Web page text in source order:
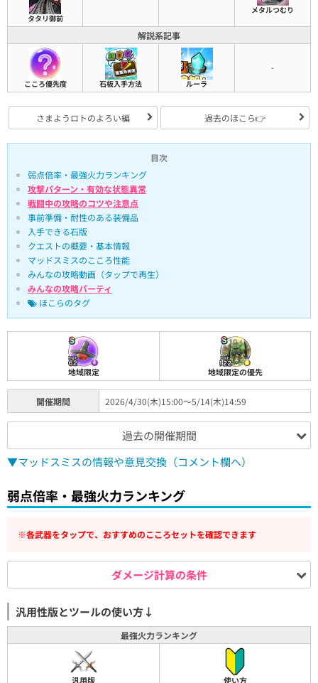
タタリ御前
メタルつむり
解説系記事
こころ優先度 石板入手方法 ルーラ
-
さまようロトのよろい編 過去のほこら👉
目次
弱点倍率・最強火力ランキング
攻撃パターン・有効な状態異常
戦闘中の攻略のコツや注意点
事前準備・耐性のある装備品
入手できる石版
クエストの概要・基本情報
マッドスミスのこころ性能
みんなの攻略動画（タップで再生）
みんなの攻略パーティ
ほこらのタグ
地域限定 地域限定の優先
開催期間 2026/4/30(木)15:00～5/14(木)14:59
過去の開催期間
▼マッドスミスの情報や意見交換（コメント欄へ）
弱点倍率・最強火力ランキング
※各武器をタップで、おすすめのこころセットを確認できます
ダメージ計算の条件
汎用性版とツールの使い方↓
最強火力ランキング
汎用版 使い方